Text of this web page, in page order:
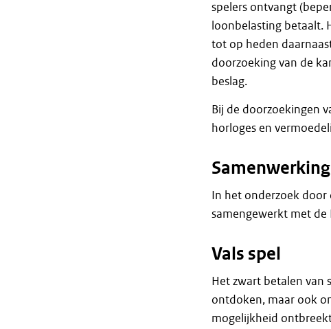
spelers ontvangt
loonbelasting betaalt.
tot op heden
doorzoeking van de
beslag.
Bij de doorzoekingen
horloges en
Samenwerking
In het onderzoek door
samengewerkt met de
Vals spel
Het zwart betalen van
ontdoken, maar ook
mogelijkheid